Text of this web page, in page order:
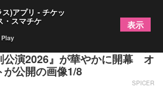
之助が一門と共に全国を巡演す
公演2026』が華やかに開幕 オ
が公開の画像1/8
SPICER
)アプリ - チケッ
・スマチケ 表示